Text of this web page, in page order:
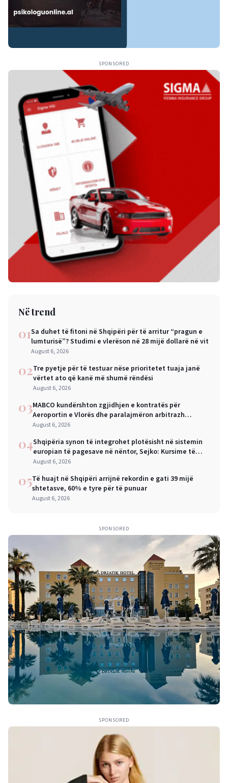
SPONSORED
Në trend
01Sa duhet të fitoni në Shqipëri për të arritur “pragun e
lumturisë”? Studimi e vlerëson në 28 mijë dollarë në vit
August 6, 2026
02Tre pyetje për të testuar nëse prioritetet tuaja janë
vërtet ato që kanë më shumë rëndësi
August 6, 2026
03MABCO kundërshton zgjidhjen e kontratës për
Aeroportin e Vlorës dhe paralajmëron arbitrazh
ndërkombëtar
August 6, 2026
04Shqipëria synon të integrohet plotësisht në sistemin
europian të pagesave në nëntor, Sejko: Kursime të
mëdha për qytetarët dhe bizneset
August 6, 2026
05Të huajt në Shqipëri arrijnë rekordin e gati 39 mijë
shtetasve, 60% e tyre për të punuar
August 6, 2026
SPONSORED
SPONSORED